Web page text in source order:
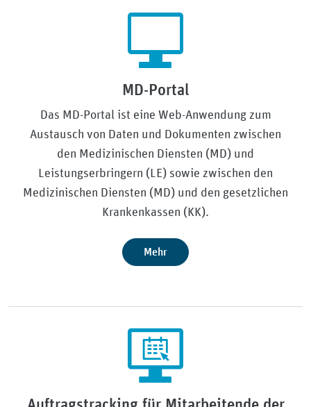
MD-Portal
Das MD-Portal ist eine Web-Anwendung zum
Austausch von Daten und Dokumenten zwischen
den Medizinischen Diensten (MD) und
Leistungserbringern (LE) sowie zwischen den
Medizinischen Diensten (MD) und den gesetzlichen
Krankenkassen (KK).
Mehr